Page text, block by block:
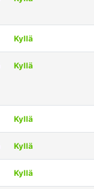
Kyllä
Kyllä
Kyllä
Kyllä
Kyllä